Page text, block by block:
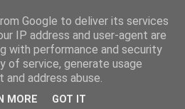
Google to deliver its services
IP address and user-agent are
with performance and security
of service, generate usage
address abuse.
MORE GOT IT